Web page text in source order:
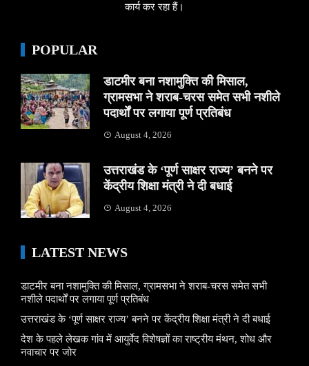
कार्य कर रहा हैं।
POPULAR
डाटमीर बना नशामुक्ति की मिसाल,
ग्रामसभा ने शराब-चरस समेत सभी नशीले
पदार्थों पर लगाया पूर्ण प्रतिबंध
August 4, 2026
उत्तराखंड के ‘पूर्ण साक्षर राज्य’ बनने पर
केंद्रीय शिक्षा मंत्री ने दी बधाई
August 4, 2026
LATEST NEWS
डाटमीर बना नशामुक्ति की मिसाल, ग्रामसभा ने शराब-चरस समेत सभी
नशीले पदार्थों पर लगाया पूर्ण प्रतिबंध
उत्तराखंड के ‘पूर्ण साक्षर राज्य’ बनने पर केंद्रीय शिक्षा मंत्री ने दी बधाई
देश के पहले लेखक गांव में आयुर्वेद विशेषज्ञों का राष्ट्रीय मंथन, शोध और
नवाचार पर जोर